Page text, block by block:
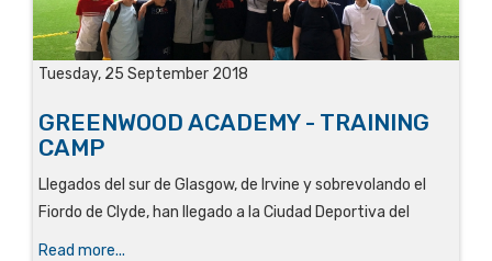
Tuesday, 25 September 2018
GREENWOOD ACADEMY - TRAINING
CAMP
Llegados del sur de Glasgow, de Irvine y sobrevolando el
Fiordo de Clyde, han llegado a la Ciudad Deportiva del
Read more...